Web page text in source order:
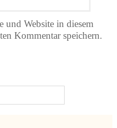
und Website in diesem
Kommentar speichern.